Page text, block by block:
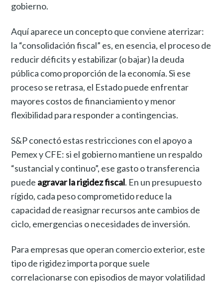
gobierno.
Aquí aparece un concepto que conviene aterrizar:
la “consolidación fiscal” es, en esencia, el proceso de
reducir déficits y estabilizar (o bajar) la deuda
pública como proporción de la economía. Si ese
proceso se retrasa, el Estado puede enfrentar
mayores costos de financiamiento y menor
flexibilidad para responder a contingencias.
S&P conectó estas restricciones con el apoyo a
Pemex y CFE: si el gobierno mantiene un respaldo
“sustancial y continuo”, ese gasto o transferencia
puede agravar la rigidez fiscal. En un presupuesto
rígido, cada peso comprometido reduce la
capacidad de reasignar recursos ante cambios de
ciclo, emergencias o necesidades de inversión.
Para empresas que operan comercio exterior, este
tipo de rigidez importa porque suele
correlacionarse con episodios de mayor volatilidad